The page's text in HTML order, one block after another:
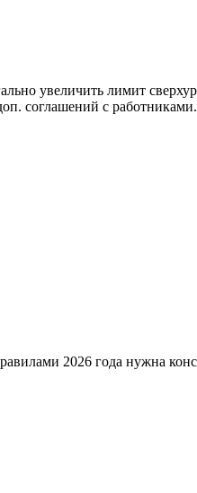
увеличить лимит
соглашений с работниками.
2026 года нужна